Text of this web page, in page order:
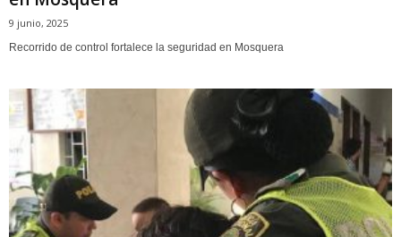
9 junio, 2025
Recorrido de control fortalece la seguridad en Mosquera